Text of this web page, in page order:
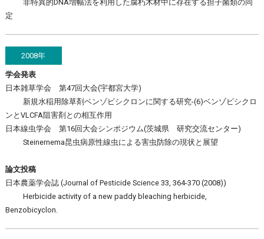
非特異的DNA増幅法を利用した腐朽木材中に存在する担子菌類の同
定
2008年
学会発表
日本雑草学会 第47回大会(宇都宮大学)
新規水稲用除草剤ベンゾビシクロンに関する研究-(6)ベンゾビシクロ
ンとVLCFA阻害剤との相互作用
日本線虫学会 第16回大会シンポジウム(茨城県 研究交流センター)
Steinernema昆虫病原性線虫による害虫防除の現状と展望
論文投稿
日本農薬学会誌 (Journal of Pesticide Science 33, 364-370 (2008))
Herbicide activity of a new paddy bleaching herbicide,
Benzobicyclon.